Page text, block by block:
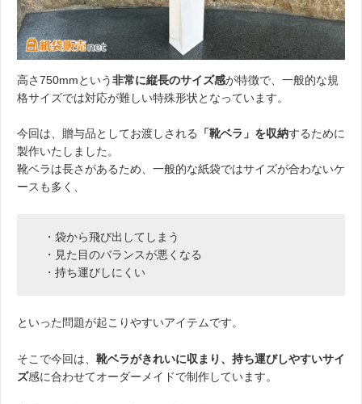
高さ750mmという非常に縦長のサイズ感が特徴で、一般的な規
格サイズでは対応が難しい特殊形状となっています。
今回は、贈与品としてお渡しされる 「靴ベラ」を収納するために
製作いたしました。
靴ベラは長さがあるため、一般的な紙袋ではサイズが合わないケ
ースも多く、
・袋から飛び出してしまう
・見た目のバランスが悪くなる
・持ち運びしにくい
といった問題が起こりやすいアイテムです。
そこで今回は、 靴ベラがきれいに収まり、持ち運びしやすいサイ
ズ感に合わせてオーダーメイドで制作しています。